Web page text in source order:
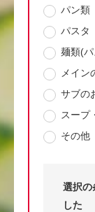
パン類
パスタ
麺類(
メイン
サブの
スープ
その他
選択の
した